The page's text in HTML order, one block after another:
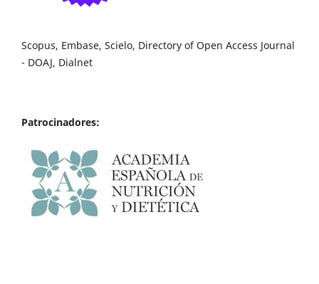
Scopus, Embase, Scielo, Directory of Open Access Journal
- DOAJ, Dialnet
Patrocinadores: